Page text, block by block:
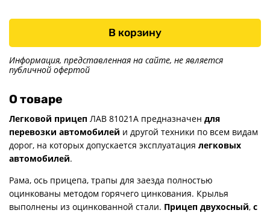
В корзину
Информация, представленная на сайте, не является
публичной офертой
О товаре
Легковой прицеп ЛАВ 81021А предназначен для
перевозки автомобилей и другой техники по всем видам
дорог, на которых допускается эксплуатация легковых
автомобилей.
Рама, ось прицепа, трапы для заезда полностью
оцинкованы методом горячего цинкования. Крылья
выполнены из оцинкованной стали. Прицеп двухосный, с